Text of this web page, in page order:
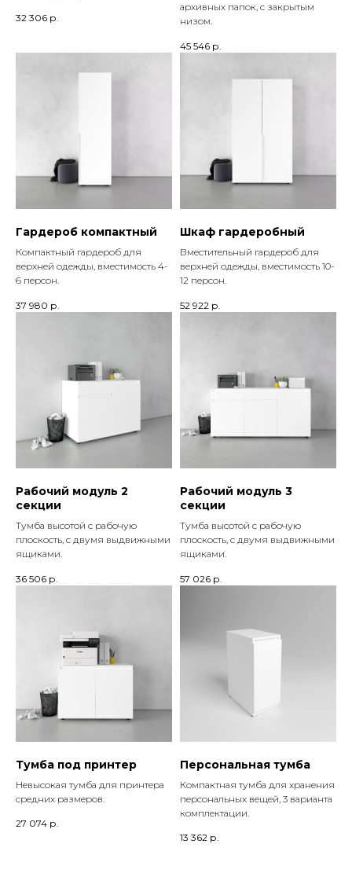
32 306 р.
архивных папок, с закрытым
низом.
45 546 р.
Гардероб компактный
Компактный гардероб для
верхней одежды, вместимость 4-
6 персон.
37 980 р.
Шкаф гардеробный
Вместительный гардероб для
верхней одежды, вместимость 10-
12 персон.
52 922 р.
Рабочий модуль 2
секции
Тумба высотой с рабочую
плоскость, с двумя выдвижными
ящиками.
36 506 р.
Рабочий модуль 3
секции
Тумба высотой с рабочую
плоскость, с двумя выдвижными
ящиками.
57 026 р.
Тумба под принтер
Невысокая тумба для принтера
средних размеров.
27 074 р.
Персональная тумба
Компактная тумба для хранения
персональных вещей, 3 варианта
комплектации.
13 362 р.